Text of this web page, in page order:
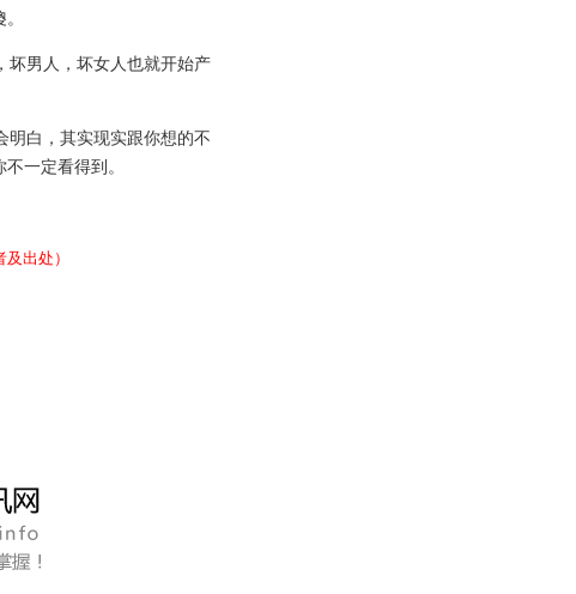
坏男人，坏女人也就开始产
明白，其实现实跟你想的不
一定看得到。
出处）